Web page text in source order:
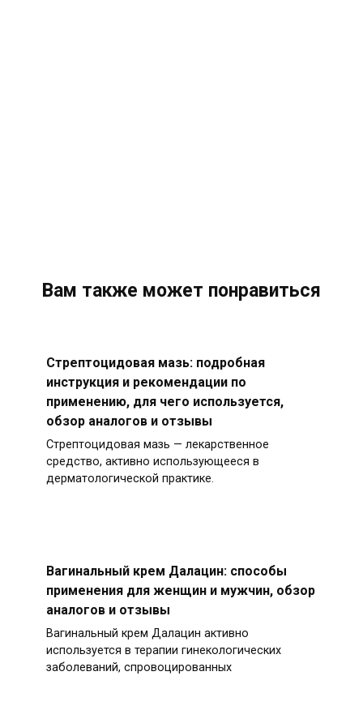
Вам также может понравиться
Стрептоцидовая мазь: подробная
инструкция и рекомендации по
применению, для чего используется,
обзор аналогов и отзывы
Стрептоцидовая мазь — лекарственное
средство, активно использующееся в
дерматологической практике.
Вагинальный крем Далацин: способы
применения для женщин и мужчин, обзор
аналогов и отзывы
Вагинальный крем Далацин активно
используется в терапии гинекологических
заболеваний, спровоцированных